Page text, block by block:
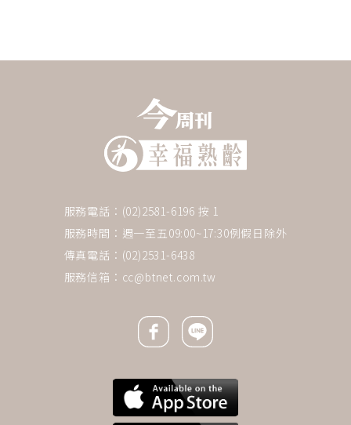
服務電話：(02)2581-6196 按 1
服務時間：週一至五09:00~17:30例假日除外
傳真電話：(02)2531-6438
服務信箱： cc@btnet.com.tw
Facebook icon
Line icon